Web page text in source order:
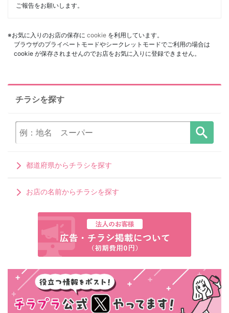
ご報告をお願いします。
※お気に入りのお店の保存に cookie を利用しています。
ブラウザのプライベートモードやシークレットモードでご利用の場合は
cookie が保存されませんのでお店をお気に入りに登録できません。
チラシを探す
都道府県からチラシを探す
お店の名前からチラシを探す